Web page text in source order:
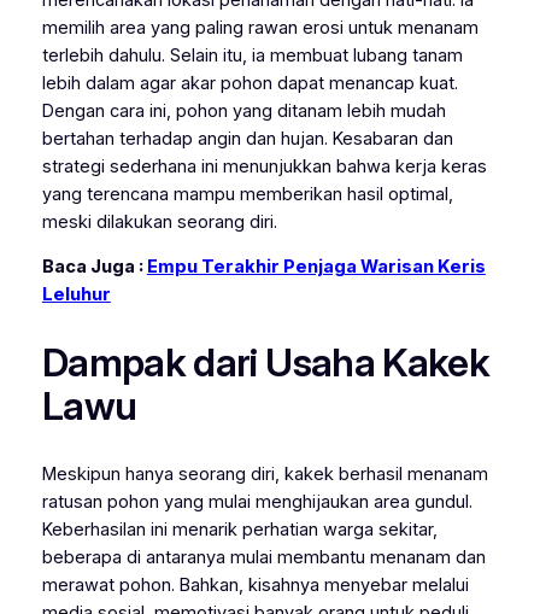
memilih area yang paling rawan erosi untuk menanam
terlebih dahulu. Selain itu, ia membuat lubang tanam
lebih dalam agar akar pohon dapat menancap kuat.
Dengan cara ini, pohon yang ditanam lebih mudah
bertahan terhadap angin dan hujan. Kesabaran dan
strategi sederhana ini menunjukkan bahwa kerja keras
yang terencana mampu memberikan hasil optimal,
meski dilakukan seorang diri.
Baca Juga : Empu Terakhir Penjaga Warisan Keris
Leluhur
Dampak dari Usaha Kakek
Lawu
Meskipun hanya seorang diri, kakek berhasil menanam
ratusan pohon yang mulai menghijaukan area gundul.
Keberhasilan ini menarik perhatian warga sekitar,
beberapa di antaranya mulai membantu menanam dan
merawat pohon. Bahkan, kisahnya menyebar melalui